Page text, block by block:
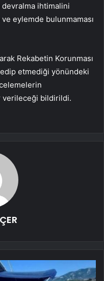
devralma ihtimalini
eylemde bulunmaması
Rekabetin Korunması
edip etmediği yönündeki
verileceği bildirildi.